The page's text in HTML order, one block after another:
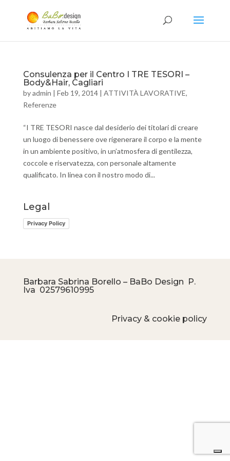
Consulenza per il Centro I TRE TESORI –
Body&Hair, Cagliari
byadmin | Feb 19, 2014| ATTIVITÀ LAVORATIVE,
Referenze
“I TRE TESORI nasce dal desiderio dei titolari di creare
un luogo di benessere ove rigenerare il corpo e la mente
in un ambiente positivo, in un’atmosfera di gentilezza,
coccole e riservatezza, con personale altamente
qualificato. In linea con il nostro modo di...
Legal
Privacy Policy
Barbara Sabrina Borello – BaBo Design P.
Iva 02579610995
Privacy & cookie policy